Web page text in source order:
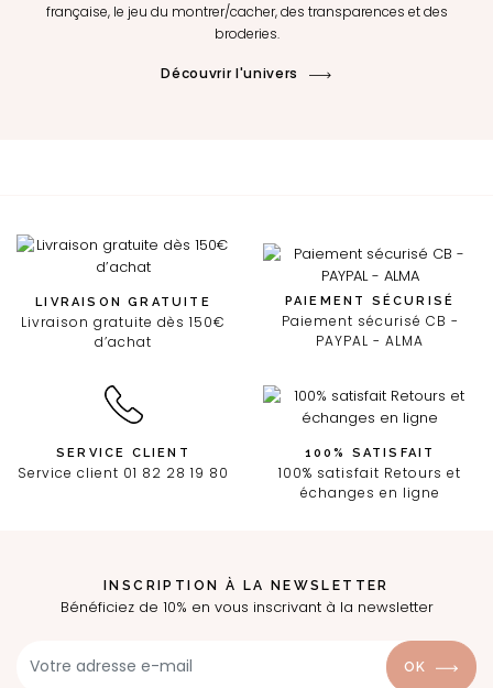
française, le jeu du montrer/cacher, des transparences et des
broderies.
Découvrir l'univers
LIVRAISON GRATUITE
Livraison gratuite dès 150€
d’achat
PAIEMENT SÉCURISÉ
Paiement sécurisé CB -
PAYPAL - ALMA
SERVICE CLIENT
Service client 01 82 28 19 80
100% SATISFAIT
100% satisfait Retours et
échanges en ligne
INSCRIPTION À LA NEWSLETTER
Bénéficiez de 10% en vous inscrivant à la newsletter
OK